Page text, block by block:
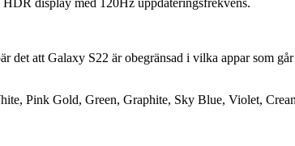
det att Galaxy S22 är obegränsad i vilka appar som
Pink Gold, Green, Graphite, Sky Blue, Violet,